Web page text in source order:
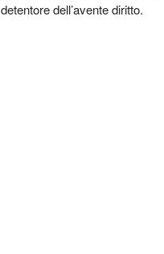
detentore dell’avente diritto.